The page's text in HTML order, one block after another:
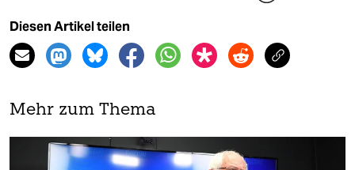
Diesen Artikel teilen
Mehr zum Thema